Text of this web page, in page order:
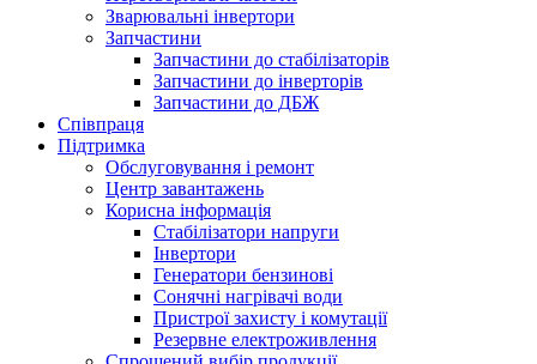
Зварювальні інвертори
Запчастини
Запчастини до стабілізаторів
Запчастини до інверторів
Запчастини до ДБЖ
Співпраця
Підтримка
Обслуговування і ремонт
Центр завантажень
Корисна інформація
Стабілізатори напруги
Інвертори
Генератори бензинові
Сонячні нагрівачі води
Пристрої захисту і комутації
Резервне електроживлення